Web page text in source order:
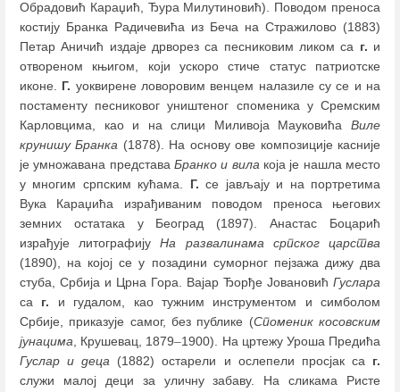
Обрадовић Караџић, Ђура Милутиновић). Поводом преноса
костију Бранка Радичевића из Беча на Стражилово (1883)
Петар Аничић издаје дрворез са песниковим ликом са г. и
отвореном књигом, који ускоро стиче статус патриотске
иконе. Г. уоквирене ловоровим венцем налазиле су се и на
постаменту песниковог уништеног споменика у Сремским
Карловцима, као и на слици Миливоја Мауковића Виле
крунишу Бранка (1878). На основу ове композиције касније
је умножавана представа Бранко и вила која је нашла место
у многим српским кућама. Г. се јављају и на портретима
Вука Караџића израђиваним поводом преноса његових
земних остатака у Београд (1897). Анастас Боцарић
израђује литографијуНа развалинама српског царства
(1890), на којој се у позадини суморног пејзажа дижу два
стуба, Србија и Црна Гора. Вајар Ђорђе Јовановић Гуслара
са г. и гудалом, као тужним инструментом и симболом
Србије, приказује самог, без публике (Споменик косовским
јунацима , Крушевац, 1879–1900). На цртежу Уроша Предића
Гуслар и деца (1882) остарели и ослепели просјак са г.
служи малој деци за уличну забаву. На сликама Ристе